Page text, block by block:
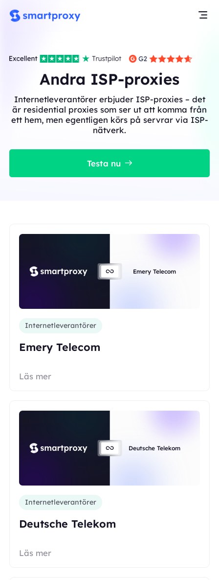
Andra ISP-proxies
Internetleverantörer erbjuder ISP-proxies – det
är residential proxies som ser ut att komma från
ett hem, men egentligen körs på servrar via ISP-
nätverk.
Testa nu
Emery Telecom
Internetleverantörer
Emery Telecom
Läs mer
Deutsche Telekom
Internetleverantörer
Deutsche Telekom
Läs mer